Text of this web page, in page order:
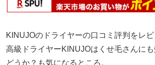
KINUJOのドライヤーの口コミ評判をレビ
高級ドライヤーKINUJOはくせ毛さんに
どうか？も気になるところ。